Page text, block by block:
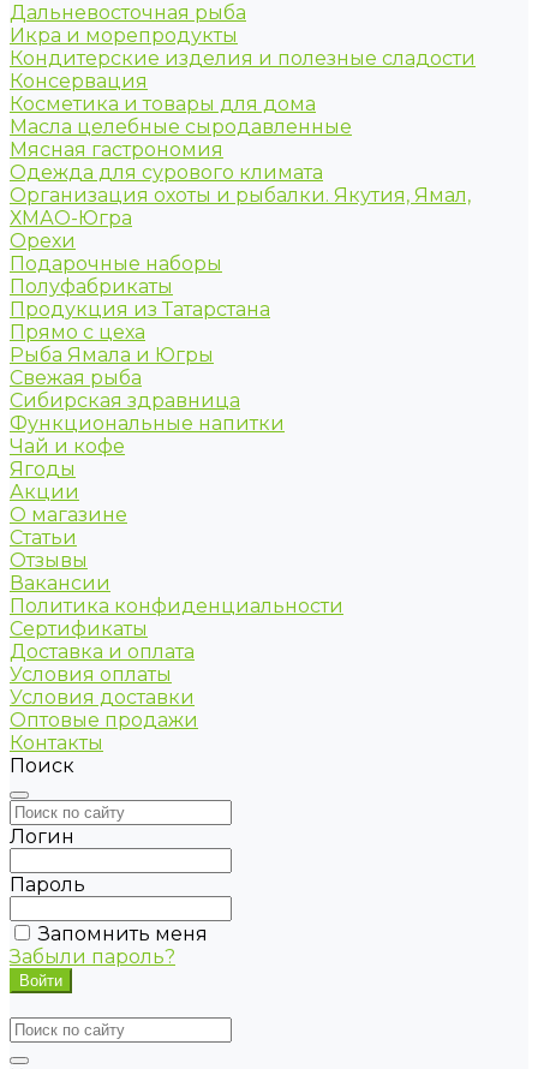
Дальневосточная рыба
Икра и морепродукты
Кондитерские изделия и полезные сладости
Консервация
Косметика и товары для дома
Масла целебные сыродавленные
Мясная гастрономия
Одежда для сурового климата
Организация охоты и рыбалки. Якутия, Ямал,
ХМАО-Югра
Орехи
Подарочные наборы
Полуфабрикаты
Продукция из Татарстана
Прямо с цеха
Рыба Ямала и Югры
Свежая рыба
Сибирская здравница
Функциональные напитки
Чай и кофе
Ягоды
Акции
О магазине
Статьи
Отзывы
Вакансии
Политика конфиденциальности
Сертификаты
Доставка и оплата
Условия оплаты
Условия доставки
Оптовые продажи
Контакты
Поиск
Логин
Пароль
Запомнить меня
Забыли пароль?